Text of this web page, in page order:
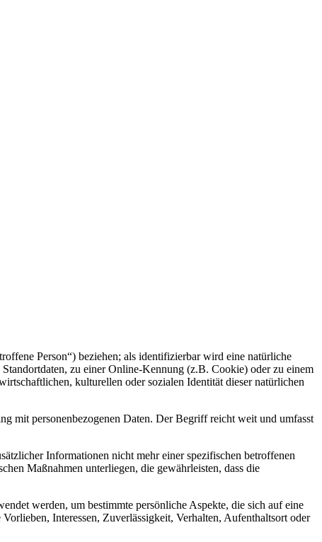
Person“) beziehen; als identifizierbar wird eine natürliche
zu einer Online-Kennung (z.B. Cookie) oder zu einem
kulturellen oder sozialen Identität dieser natürlichen
mit personenbezogenen Daten. Der Begriff reicht weit und umfasst
Informationen nicht mehr einer spezifischen betroffenen
Maßnahmen unterliegen, die gewährleisten, dass die
werden, um bestimmte persönliche Aspekte, die sich auf eine
Interessen, Zuverlässigkeit, Verhalten, Aufenthaltsort oder